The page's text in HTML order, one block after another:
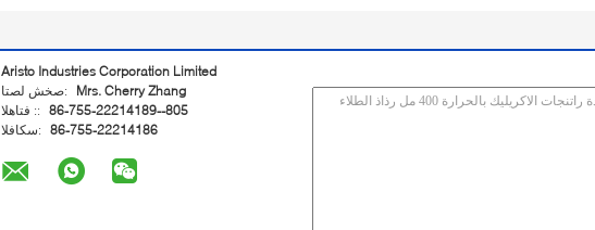
Aristo Industries Corporation Limited
اتصل شخص:
Mrs. Cherry Zhang
الهاتف :: 86-755-22214189--805
الفاكس: 86-755-22214186